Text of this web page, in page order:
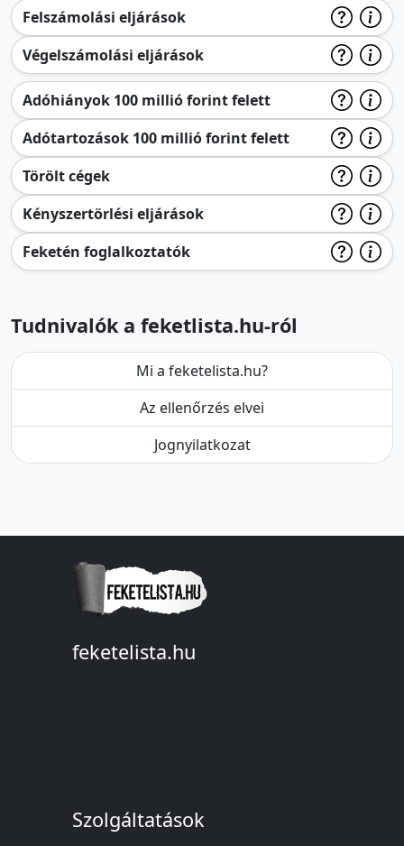
Felszámolási eljárások
Végelszámolási eljárások
Adóhiányok 100 millió forint felett
Adótartozások 100 millió forint felett
Törölt cégek
Kényszertörlési eljárások
Feketén foglalkoztatók
Tudnivalók a feketlista.hu-ról
Mi a feketelista.hu?
Az ellenőrzés elvei
Jognyilatkozat
feketelista.hu
Szolgáltatások